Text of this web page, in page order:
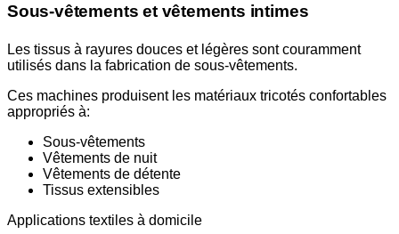
Sous-vêtements et vêtements intimes
Les tissus à rayures douces et légères sont couramment
utilisés dans la fabrication de sous-vêtements.
Ces machines produisent les matériaux tricotés confortables
appropriés à:
Sous-vêtements
Vêtements de nuit
Vêtements de détente
Tissus extensibles
Applications textiles à domicile